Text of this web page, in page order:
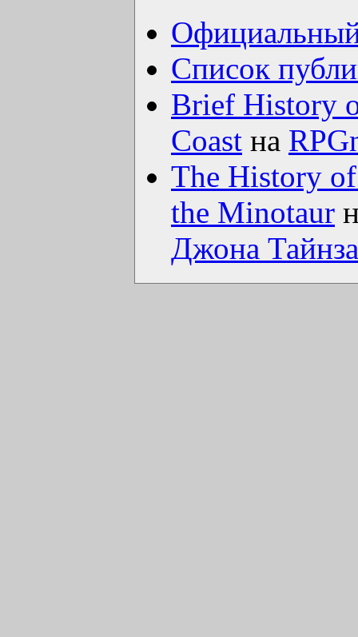
Список
Brief History
Coast на
The History
the Minotaur
Джона Тайнза